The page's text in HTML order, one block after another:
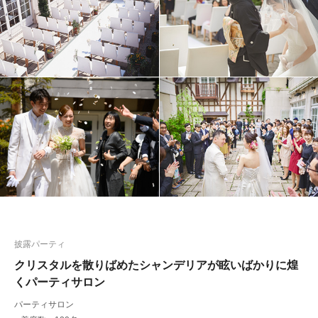
クリスタルを散りばめたシャンデリアが眩いばかりに煌
くパーティサロン
披露パーティ
パーティサロン